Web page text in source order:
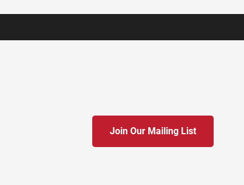
Join Our Mailing List